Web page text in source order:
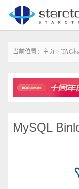
当前位置： 主页 > TAG
MySQL